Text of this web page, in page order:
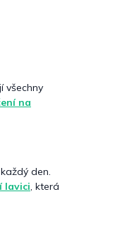
všechny
na
den.
lavici, která